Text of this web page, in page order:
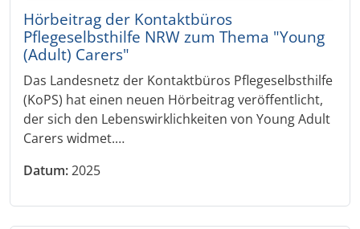
Hörbeitrag der Kontaktbüros
Pflegeselbsthilfe NRW zum Thema "Young
(Adult) Carers"
Das Landesnetz der Kontaktbüros Pflegeselbsthilfe
(KoPS) hat einen neuen Hörbeitrag veröffentlicht,
der sich den Lebenswirklichkeiten von Young Adult
Carers widmet.…
Datum:2025